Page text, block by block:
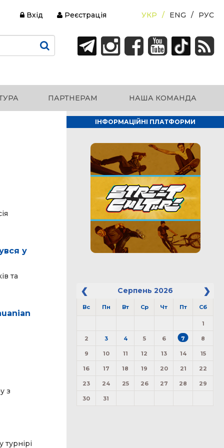
РУС
ENG
УКР
Реєстрація
Вхід
ПАРТНЕРАМ НАША КОМАНДА
у
та
з
ІНФОРМАЦІЙНІ ПЛАТФОРМИ
Серпень 2026
Вс Пн Вт Ср Чт Пт Сб
1
2 3 4 5 6 7 8
9 10 11 12 13 14 15
16 17 18 19 20 21 22
23 24 25 26 27 28 29
30 31